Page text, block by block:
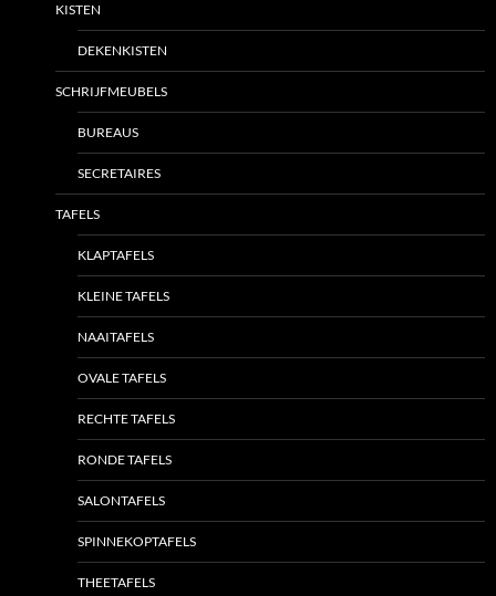
KISTEN
DEKENKISTEN
SCHRIJFMEUBELS
BUREAUS
SECRETAIRES
TAFELS
KLAPTAFELS
KLEINE TAFELS
NAAITAFELS
OVALE TAFELS
RECHTE TAFELS
RONDE TAFELS
SALONTAFELS
SPINNEKOPTAFELS
THEETAFELS